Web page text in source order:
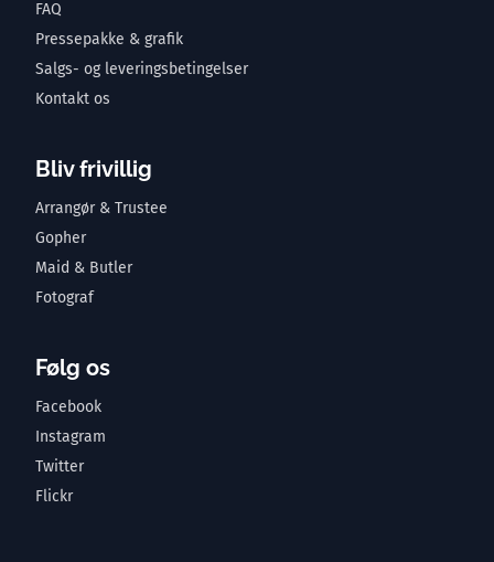
FAQ
Pressepakke & grafik
Salgs- og leveringsbetingelser
Kontakt os
Bliv frivillig
Arrangør & Trustee
Gopher
Maid & Butler
Fotograf
Følg os
Facebook
Instagram
Twitter
Flickr